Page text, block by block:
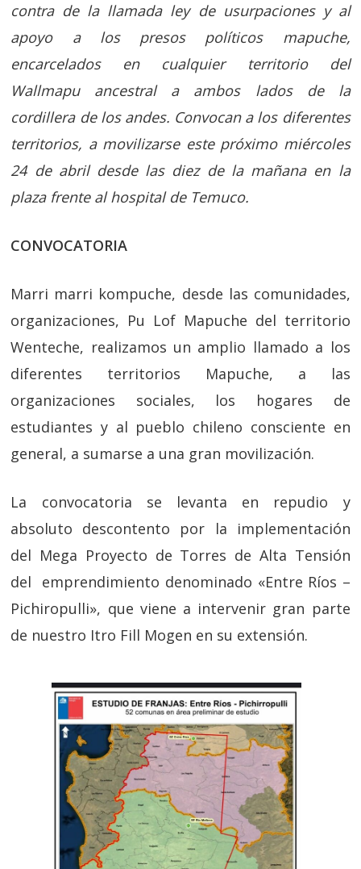
contra de la llamada ley de usurpaciones y al
apoyo a los presos políticos mapuche,
encarcelados en cualquier territorio del
Wallmapu ancestral a ambos lados de la
cordillera de los andes. Convocan a los diferentes
territorios, a movilizarse este próximo miércoles
24 de abril desde las diez de la mañana en la
plaza frente al hospital de Temuco.
CONVOCATORIA
Marri marri kompuche, desde las comunidades,
organizaciones, Pu Lof Mapuche del territorio
Wenteche, realizamos un amplio llamado a los
diferentes territorios Mapuche, a las
organizaciones sociales, los hogares de
estudiantes y al pueblo chileno consciente en
general, a sumarse a una gran movilización.
La convocatoria se levanta en repudio y
absoluto descontento por la implementación
del Mega Proyecto de Torres de Alta Tensión
del emprendimiento denominado «Entre Ríos –
Pichiropulli», que viene a intervenir gran parte
de nuestro Itro Fill Mogen en su extensión.